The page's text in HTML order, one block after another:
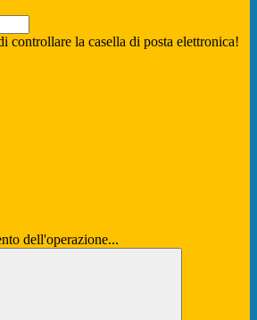
controllare la casella di posta elettronica!
dell'operazione...